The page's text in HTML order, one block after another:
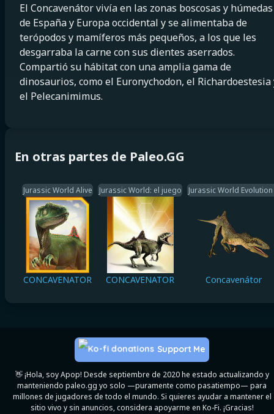
El Concavenátor vivía en las zonas boscosas y húmedas
de España y Europa occidental y se alimentaba de
terópodos y mamíferos más pequeños, a los que les
desgarraba la carne con sus dientes aserrados.
Compartió su hábitat con una amplia gama de
dinosaurios, como el Euronychodon, el Richardoestesia
el Pelecanimimus.
En otras partes de Paleo.GG
Jurassic World Alive
CONCAVENATOR
Jurassic World: el juego
CONCAVENATOR
Jurassic World
Concavenátor
👋 ¡Hola, soy Apop! Desde septiembre de 2020 he estado actualizando y
manteniendo paleo.gg yo solo —puramente como pasatiempo— para
millones de jugadores de todo el mundo. Si quieres ayudar a mantener el
sitio vivo y sin anuncios, considera apoyarme en Ko-Fi. ¡Gracias!
Support Me